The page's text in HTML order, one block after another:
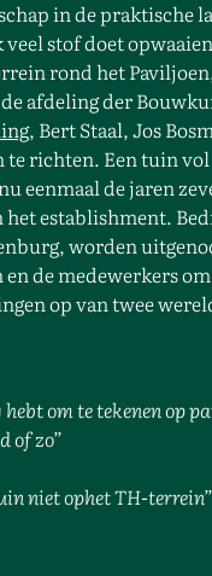
in de praktische
stof doet
rond het
afdeling der
, Bert Staal, Jos
richten. Een tuin
eenmaal de jaren
het establishment.
worden
de medewerkers
op van twee
hebtom te tekenen op
of zo”
niet ophet TH-terrein”